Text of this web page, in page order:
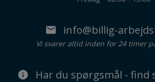
info@billig-
Vi svarer altid inden for 24 timer
Har du spørgsmål - find